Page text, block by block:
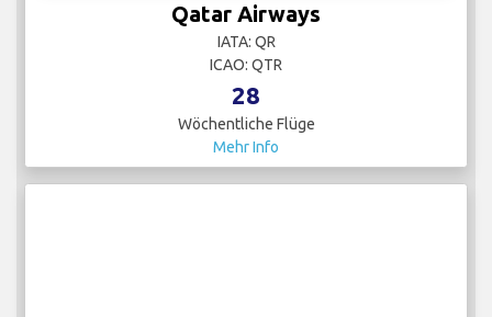
Qatar Airways
IATA: QR
ICAO: QTR
28
Wöchentliche Flüge
Mehr Info